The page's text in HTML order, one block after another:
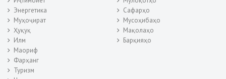
Энергетика
Муҳоҷират
Ҳуқуқ
Илм
Маориф
Фарҳанг
Туризм
Сафарҳо
Мусоҳибаҳо
Мақолаҳо
Барқияҳо